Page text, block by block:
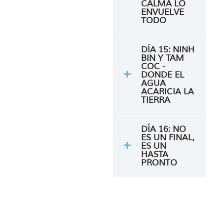
CALMA LO
ENVUELVE
TODO
DÍA 15: NINH
BIN Y TAM
COC -
DONDE EL
AGUA
ACARICIA LA
TIERRA
DÍA 16: NO
ES UN FINAL,
ES UN
HASTA
PRONTO